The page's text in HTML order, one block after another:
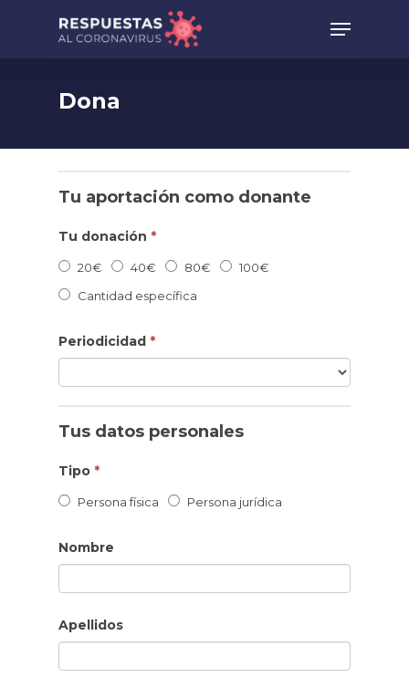
Dona
humano,
deja
este
en
Tu aportación como donante
Tu donación *
20€ 40€ 80€
100€
Cantidad específica
Periodicidad *
Tus datos personales
Tipo *
Persona física Persona jurídica
Nombre
Apellidos